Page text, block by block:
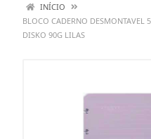
INÍCIO
BLOCO CADERNO DESMONTAVEL
DISKO 90G LILAS